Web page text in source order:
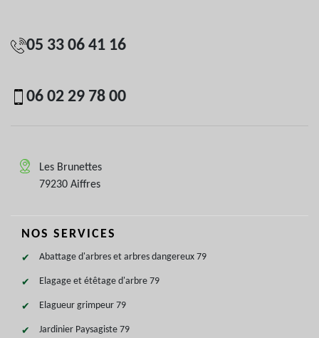
05 33 06 41 16
06 02 29 78 00
Les Brunettes
79230 Aiffres
NOS SERVICES
Abattage d'arbres et arbres dangereux 79
Elagage et étêtage d'arbre 79
Elagueur grimpeur 79
Jardinier Paysagiste 79